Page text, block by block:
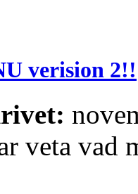
verision 2!!
veta vad